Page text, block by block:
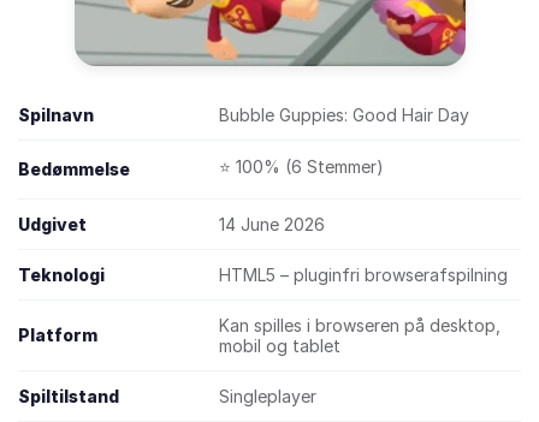
Spilnavn Bubble Guppies: Good Hair Day
Bedømmelse ⭐ 100% (6 Stemmer)
Udgivet 14 June 2026
Teknologi HTML5 – pluginfri browserafspilning
Platform
Kan spilles i browseren på desktop,
mobil og tablet
Spiltilstand Singleplayer